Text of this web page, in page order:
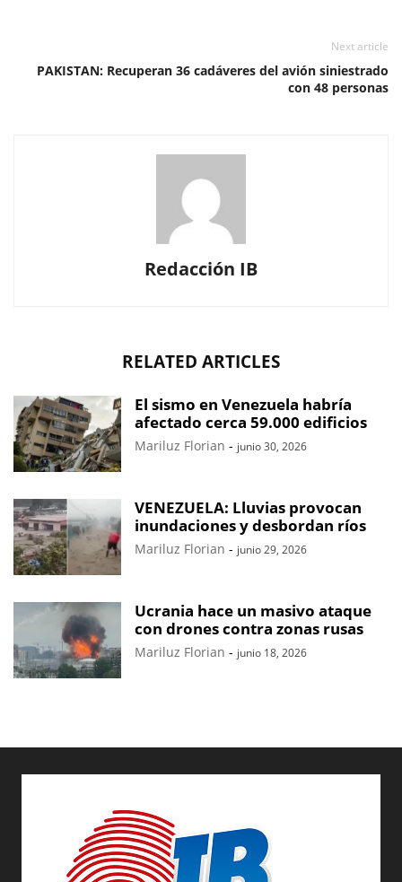
Next article
PAKISTAN: Recuperan 36 cadáveres del avión siniestrado
con 48 personas
Redacción IB
RELATED ARTICLES
El sismo en Venezuela habría
afectado cerca 59.000 edificios
Mariluz Florian - junio 30, 2026
VENEZUELA: Lluvias provocan
inundaciones y desbordan ríos
Mariluz Florian - junio 29, 2026
Ucrania hace un masivo ataque
con drones contra zonas rusas
Mariluz Florian - junio 18, 2026